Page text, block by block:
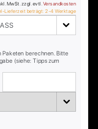
MwSt. zzgl. evtl. Versandkosten
Lieferzeit beträgt: 2-4 Werktage
Paketen berechnen. Bitte
(siehe: Tipps zum